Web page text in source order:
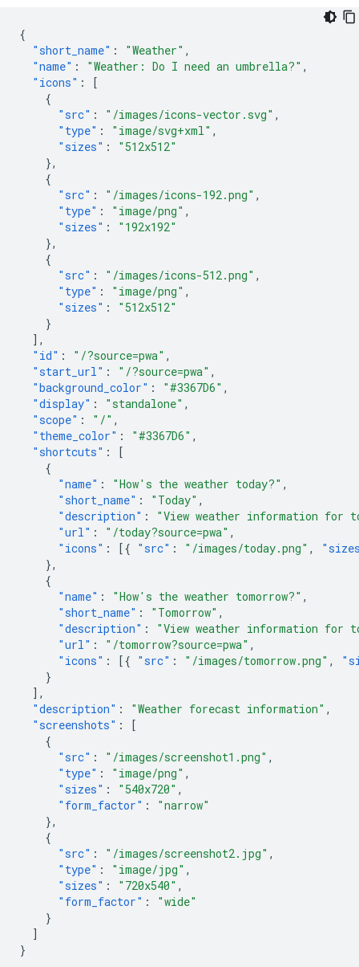
{
"short_name" : "Weather" ,
"name" : "Weather: Do I need an umbrella?" ,
"icons" :
[
{
"src" : "/images/icons-vector.svg" ,
"type" : "image/svg+xml" ,
"sizes" :
"512x512"
},
{
"src" : "/images/icons-192.png" ,
"type" : "image/png" ,
"sizes" :
"192x192"
},
{
"src" : "/images/icons-512.png" ,
"type" : "image/png" ,
"sizes" :
"512x512"
}
],
"id" : "/?source=pwa" ,
"start_url" : "/?source=pwa" ,
"background_color" : "#3367D6" ,
"display" : "standalone" ,
"scope" : "/" ,
"theme_color" : "#3367D6" ,
"shortcuts" :
[
{
"name" : "How's the weather today?" ,
"short_name" : "Today" ,
"description" :
"View weather information for
"url" : "/today?source=pwa" ,
"icons" : [{ "src" : "/images/today.png" ,
},
{
"name" : "How's the weather tomorrow?" ,
"short_name" : "Tomorrow" ,
"description" :
"View weather information for
"url" : "/tomorrow?source=pwa" ,
"icons" : [{ "src" : "/images/tomorrow.png" ,
}
],
"description" : "Weather forecast information" ,
"screenshots" :
[
{
"src" : "/images/screenshot1.png" ,
"type" : "image/png" ,
"sizes" : "540x720" ,
"form_factor" :
"narrow"
},
{
"src" : "/images/screenshot2.jpg" ,
"type" : "image/jpg" ,
"sizes" : "720x540" ,
"form_factor" :
"wide"
}
]
}